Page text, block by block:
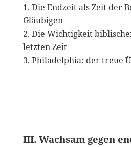
Die Endzeit als Zeit der
Gläubigen
Die Wichtigkeit
letzten Zeit
Philadelphia: der treue
III. Wachsam gegen